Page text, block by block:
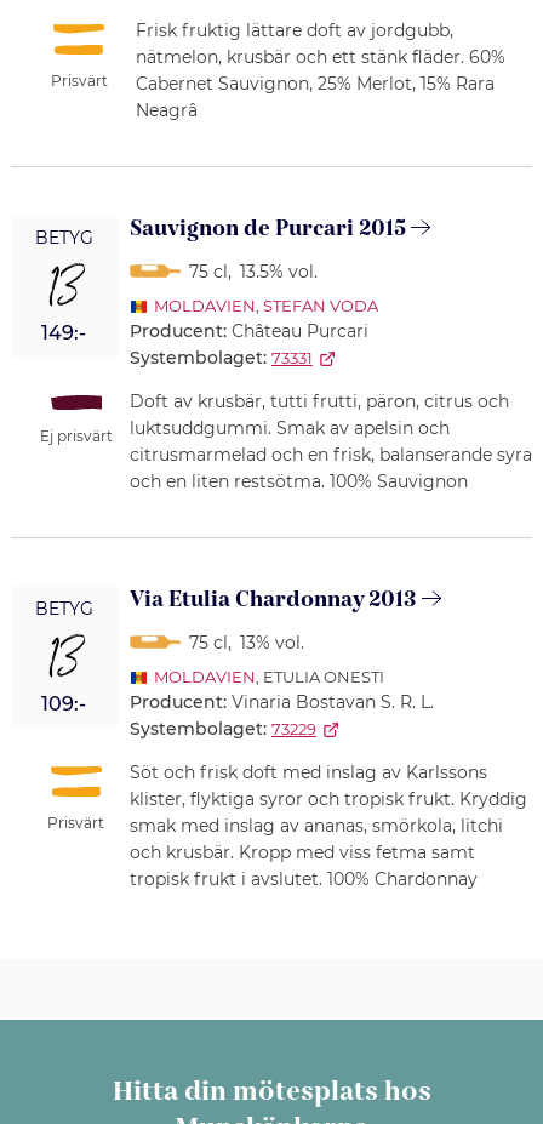
Prisvärt
Frisk fruktig lättare doft av jordgubb,
nätmelon, krusbär och ett stänk fläder. 60%
Cabernet Sauvignon, 25% Merlot, 15% Rara
Neagrâ
BETYG
13
149:-
Ej prisvärt
Sauvignon de Purcari 2015
75 cl, 13.5% vol.
MOLDAVIEN STEFAN VODA
Producent: Château Purcari
Systembolaget: 73331
Doft av krusbär, tutti frutti, päron, citrus och
luktsuddgummi. Smak av apelsin och
citrusmarmelad och en frisk, balanserande syra
och en liten restsötma. 100% Sauvignon
BETYG
13
109:-
Prisvärt
Via Etulia Chardonnay 2013
75 cl, 13% vol.
MOLDAVIEN , ETULIA ONESTI
Producent: Vinaria Bostavan S. R. L.
Systembolaget: 73229
Söt och frisk doft med inslag av Karlssons
klister, flyktiga syror och tropisk frukt. Kryddig
smak med inslag av ananas, smörkola, litchi
och krusbär. Kropp med viss fetma samt
tropisk frukt i avslutet. 100% Chardonnay
Hitta din mötesplats hos